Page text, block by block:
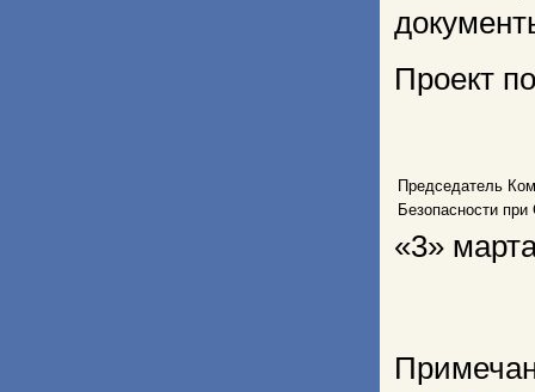
Проект
Председатель
Безопасности
«3»